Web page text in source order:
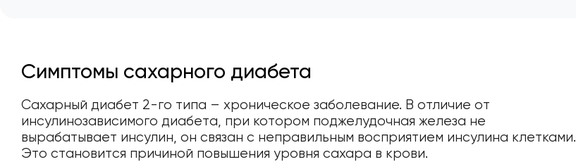
Симптомы сахарного диабета
Сахарный диабет 2-го типа – хроническое заболевание. В отличие от
инсулинозависимого диабета, при котором поджелудочная железа не
вырабатывает инсулин, он связан с неправильным восприятием инсулина клетками.
Это становится причиной повышения уровня сахара в крови.